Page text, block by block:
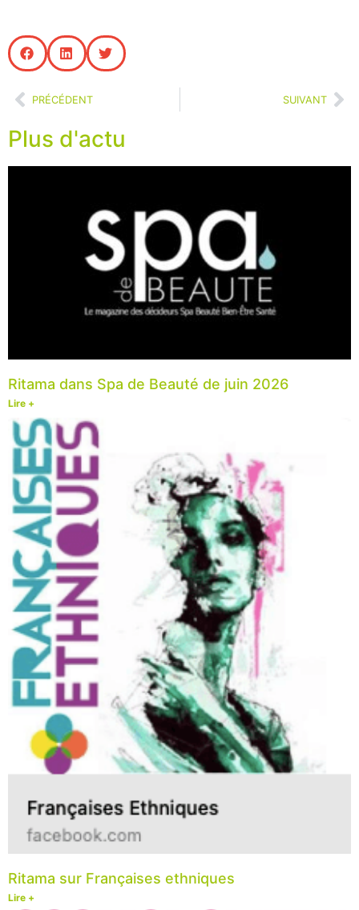
PRÉCÉDENT SUIVANT
Plus d'actu
Ritama dans Spa de Beauté de juin 2026
Lire +
Ritama sur Françaises ethniques
Lire +